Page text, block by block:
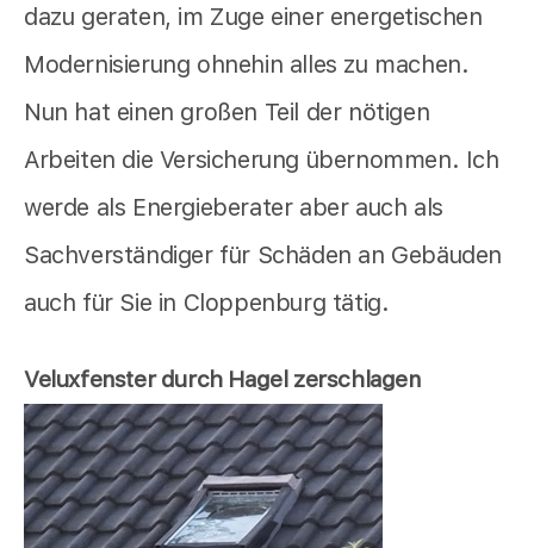
dazu geraten, im Zuge einer energetischen
Modernisierung ohnehin alles zu machen.
Nun hat einen großen Teil der nötigen
Arbeiten die Versicherung übernommen. Ich
werde als Energieberater aber auch als
Sachverständiger für Schäden an Gebäuden
auch für Sie in Cloppenburg tätig.
Veluxfenster durch Hagel zerschlagen